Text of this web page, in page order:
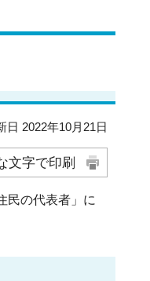
2022年10月21日
文字で印刷
民の代表者」に